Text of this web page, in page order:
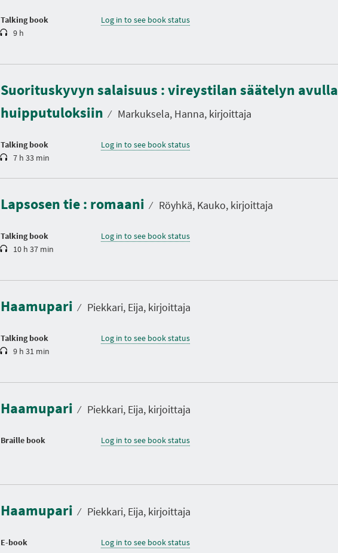
Talking book
n
9 h
Log in to see book status
Suorituskyvyn salaisuus : vireystilan säätelyn avulla
huipputuloksiin ⁄ Markuksela, Hanna, kirjoittaja
Talking book
D
r
a
t
i
n
7 h 33 min
Log in to see book status
Lapsosen tie : romaani ⁄ Röyhkä, Kauko, kirjoittaja
Talking book
D
r
t
i
n
10 h 37 min
Log in to see book status
Haamupari ⁄ Piekkari, Eija, kirjoittaja
Talking book
r
t
i
n
9 h 31 min
Log in to see book status
Haamupari ⁄ Piekkari, Eija, kirjoittaja
Braille book Log in to see book status
Haamupari ⁄ Piekkari, Eija, kirjoittaja
E-book Log in to see book status